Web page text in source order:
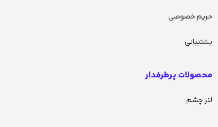
حریم خصوصی
پشتیبانی
محصولات پرطرفدار
لنز چشم